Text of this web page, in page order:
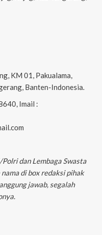
KM 01, Pakualama,
Banten-Indonesia.
Imail :
dan Lembaga Swasta
di box redaksi pihak
jawab, segalah